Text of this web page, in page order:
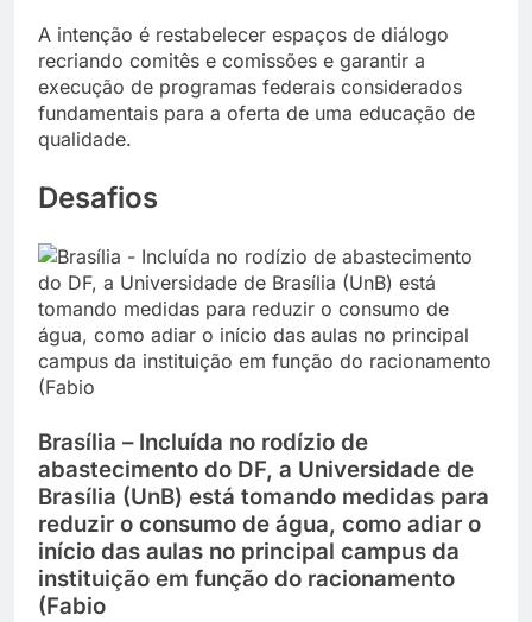
A intenção é restabelecer espaços de diálogo
recriando comitês e comissões e garantir a
execução de programas federais considerados
fundamentais para a oferta de uma educação de
qualidade.
Desafios
Brasília – Incluída no rodízio de
abastecimento do DF, a Universidade de
Brasília (UnB) está tomando medidas para
reduzir o consumo de água, como adiar o
início das aulas no principal campus da
instituição em função do racionamento
(Fabio